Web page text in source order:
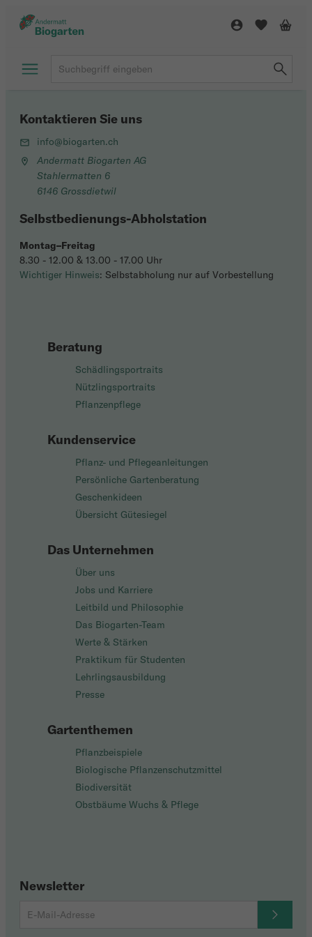
Beratung
Schädlingsportraits
Nützlingsportraits
Pflanzenpflege
Kundenservice
Pflanz- und Pflegeanleitungen
Persönliche Gartenberatung
Geschenkideen
Übersicht Gütesiegel
Das Unternehmen
Über uns
Jobs und Karriere
Leitbild und Philosophie
Das Biogarten-Team
Werte & Stärken
Praktikum für Studenten
Lehrlingsausbildung
Presse
Gartenthemen
Pflanzbeispiele
Biologische Pflanzenschutzmittel
Biodiversität
Obstbäume Wuchs & Pflege
Newsletter
Kontaktieren Sie uns
info@biogarten.ch
Andermatt Biogarten AG
Stahlermatten 6
6146 Grossdietwil
Selbstbedienungs-Abholstation
Montag–Freitag
8.30 - 12.00 & 13.00 - 17.00 Uhr
Wichtiger Hinweis: Selbstabholung nur auf Vorbestellung